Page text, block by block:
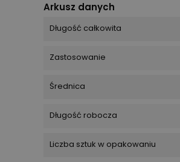
Arkusz danych
Długość całkowita
Zastosowanie
Średnica
Długość robocza
Liczba sztuk w opakowaniu